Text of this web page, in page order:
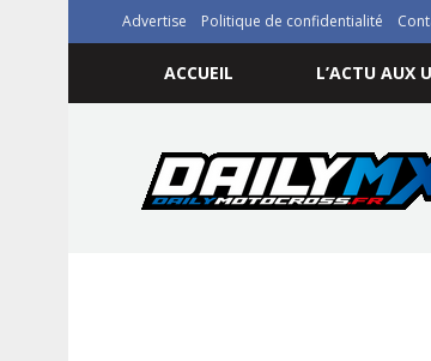
Advertise Politique de confidentialité
ACCUEIL L’ACTU AUX